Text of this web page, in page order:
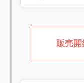
販売